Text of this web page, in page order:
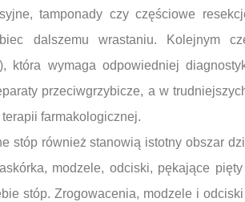
tamponady czy częściowe
dalszemu wrastaniu. Kolejnym
która wymaga odpowiedniej
przeciwgrzybicze, a w
farmakologicznej.
stóp również stanowią istotny obszar
modzele, odciski, pękające
stóp. Zrogowacenia, modzele i